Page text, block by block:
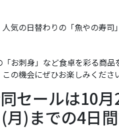
人気の日替わりの「魚やの寿司
お刺身」など食卓を彩る商品
この機会にぜひお楽しみくださ
セールは10
月)までの4日間